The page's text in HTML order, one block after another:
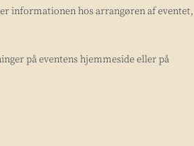
informationen hos arrangøren af eventet,
på eventens hjemmeside eller på